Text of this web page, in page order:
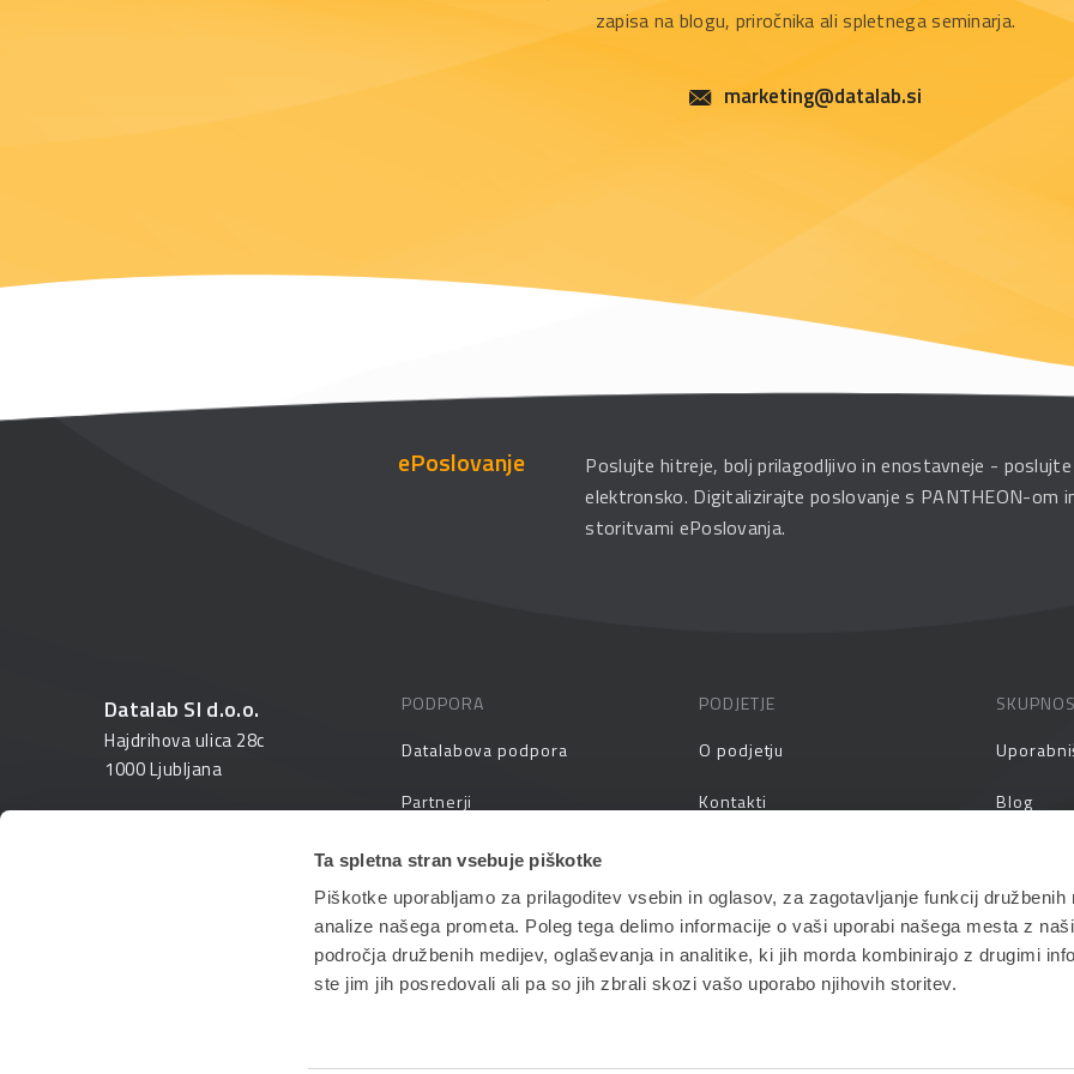
Ta spletna stran vsebuje piškotke
Piškotke uporabljamo za prilagoditev vsebin in oglasov, za zagotavljanje funkcij družbenih
analize našega prometa. Poleg tega delimo informacije o vaši uporabi našega mesta z
področja družbenih medijev, oglaševanja in analitike, ki jih morda kombinirajo z drugimi
ste jim jih posredovali ali pa so jih zbrali skozi vašo uporabo njihovih storitev.
zapisa na blogu, priročnika ali spletnega seminarja.
marketing@datalab.si
ePoslovanje
Poslujte hitreje, bolj prilagodljivo in enostavneje - poslujte
elektronsko. Digitalizirajte poslovanje s PANTHEON-om
storitvami ePoslovanja.
Datalab SI d.o.o.
Hajdrihova ulica 28c
1000 Ljubljana
01 25 28 900
PODPORA
Datalabova podpora
Partnerji
FAQ – pogosta vprašanja
PANTHEON izobraževanja
PODJETJE
O podjetju
Kontakti
Vlagatelji
Pogoji in pogodbe
Blog
Priročniki